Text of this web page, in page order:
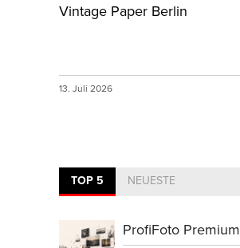
Vintage Paper Berlin
13. Juli 2026
TOP 5 NEUESTE
ProfiFoto Premium